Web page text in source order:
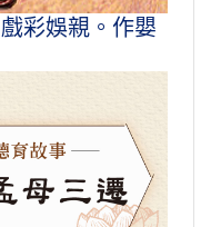
彩娛親。作嬰